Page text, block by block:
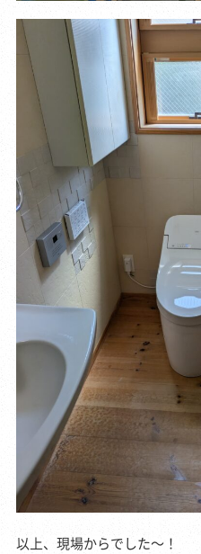
以上、現場からでした～！